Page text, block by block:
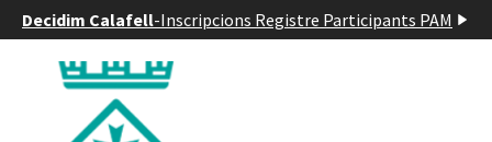
Decidim Calafell-Inscripcions Registre Participants PAM